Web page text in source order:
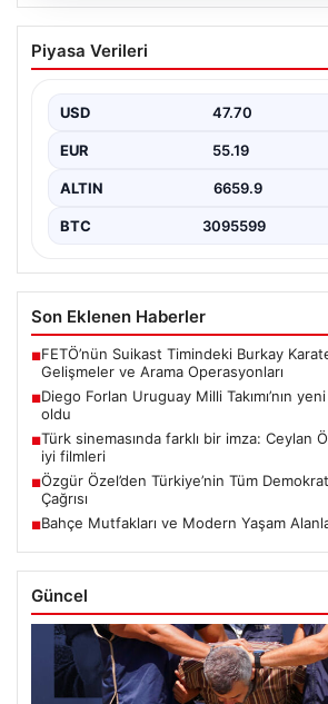
Diego Forlan Uruguay Milli
yeni teknik direktörü oldu
Piyasa Verileri
USD 47.70
EUR 55.19
ALTIN 6659.9
BTC 3095599
Son Eklenen Haberler
■FETÖ’nün Suikast Timindeki Burkay
Gelişmeler ve Arama Operasyonları
■Diego Forlan Uruguay Milli Takımı’nın
oldu
■Türk sinemasında farklı bir imza: Ceylan
iyi filmleri
■Özgür Özel’den Türkiye’nin Tüm
Çağrısı
■Bahçe Mutfakları ve Modern Yaşam
Güncel